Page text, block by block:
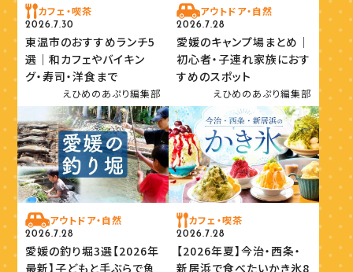
カフェ・喫茶
2026.7.30
東温市のおすすめランチ5
選｜和カフェやバイキン
グ・寿司・洋食まで
えひめのあぷり編集部
アウトドア・自然
2026.7.28
愛媛のキャンプ場まとめ｜
初心者・子連れ家族におす
すめのスポット
えひめのあぷり編集部
アウトドア・自然
2026.7.28
愛媛の釣り堀3選【2026年
最新】子どもと手ぶらで魚
カフェ・喫茶
2026.7.28
【2026年夏】今治・西条・
新居浜で食べたいかき氷8